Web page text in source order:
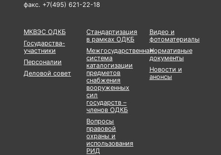
факс. +7(495) 621-22-18
МКВЭС ОДКБ
Государства-
участники
Персоналии
Деловой совет
Стандартизация
в рамках ОДКБ
Межгосударственная
система
каталогизации
предметов
снабжения
вооруженных
сил
государств –
членов ОДКБ
Вопросы
правовой
охраны и
использования
РИД
Видео и
фотоматериалы
Нормативные
документы
Новости и
анонсы